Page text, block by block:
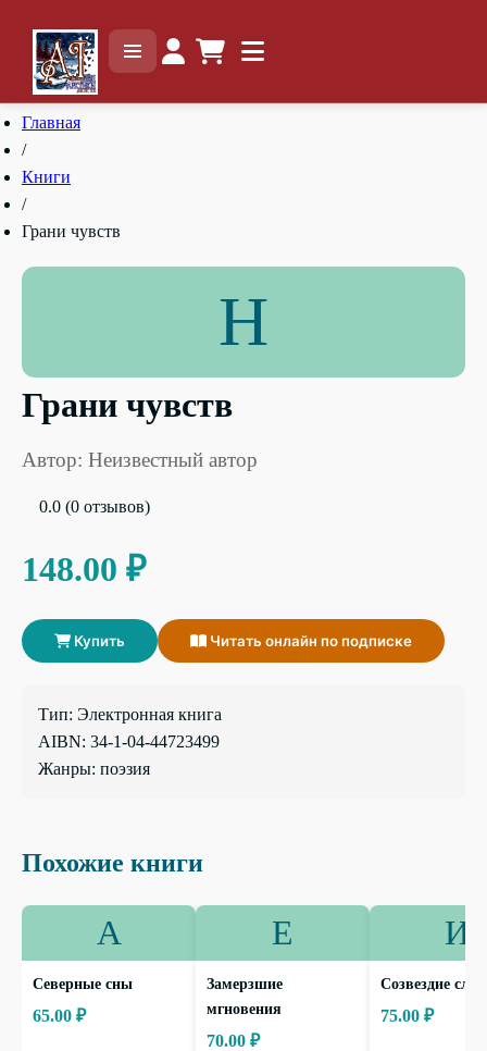
Главная
/
Книги
/
Грани чувств
Н
Грани чувств
Автор: Неизвестный автор
0.0 (0 отзывов)
148.00 ₽
Купить Читать онлайн по подписке
Тип: Электронная книга
AIBN: 34-1-04-44723499
Жанры: поэзия
Похожие книги
А
Северные сны
65.00 ₽
Е
Замерзшие
мгновения
70.00 ₽
И
Созвездие слов
75.00 ₽